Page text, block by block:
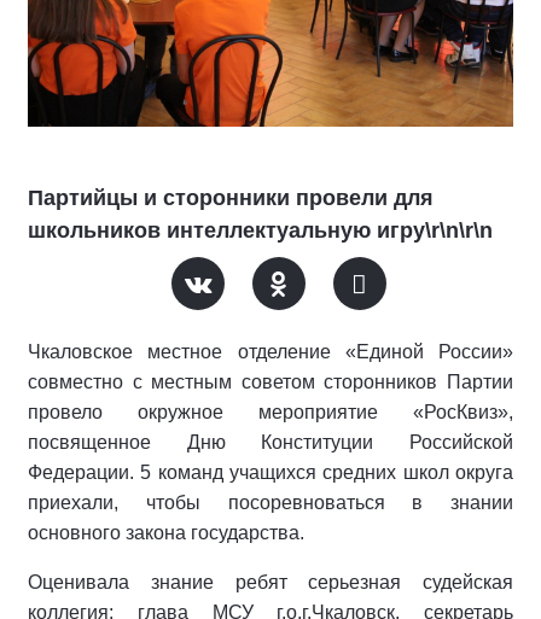
Партийцы и сторонники провели для
школьников интеллектуальную игру\r\n\r\n
Чкаловское местное отделение «Единой России»
совместно с местным советом сторонников Партии
провело окружное мероприятие «РосКвиз»,
посвященное Дню Конституции Российской
Федерации. 5 команд учащихся средних школ округа
приехали, чтобы посоревноваться в знании
основного закона государства.
Оценивала знание ребят серьезная судейская
коллегия: глава МСУ г.о.г.Чкаловск, секретарь